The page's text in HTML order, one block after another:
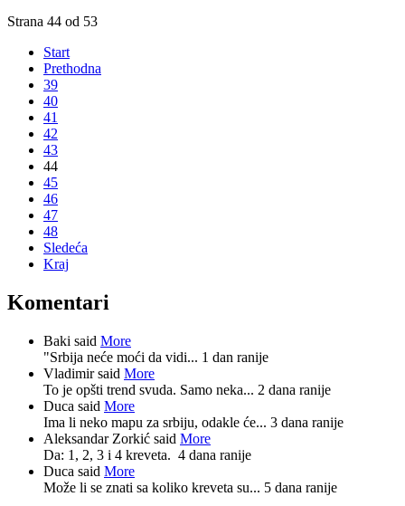
Strana 44 od 53
Start
Prethodna
39
40
41
42
43
44
45
46
47
48
Sledeća
Kraj
Komentari
Baki said More
"Srbija neće moći da vidi... 1 dan ranije
Vladimir said More
To je opšti trend svuda. Samo neka... 2 dana ranije
Duca said More
Ima li neko mapu za srbiju, odakle će... 3 dana ranije
Aleksandar Zorkić said More
Da: 1, 2, 3 i 4 kreveta. 4 dana ranije
Duca said More
Može li se znati sa koliko kreveta su... 5 dana ranije